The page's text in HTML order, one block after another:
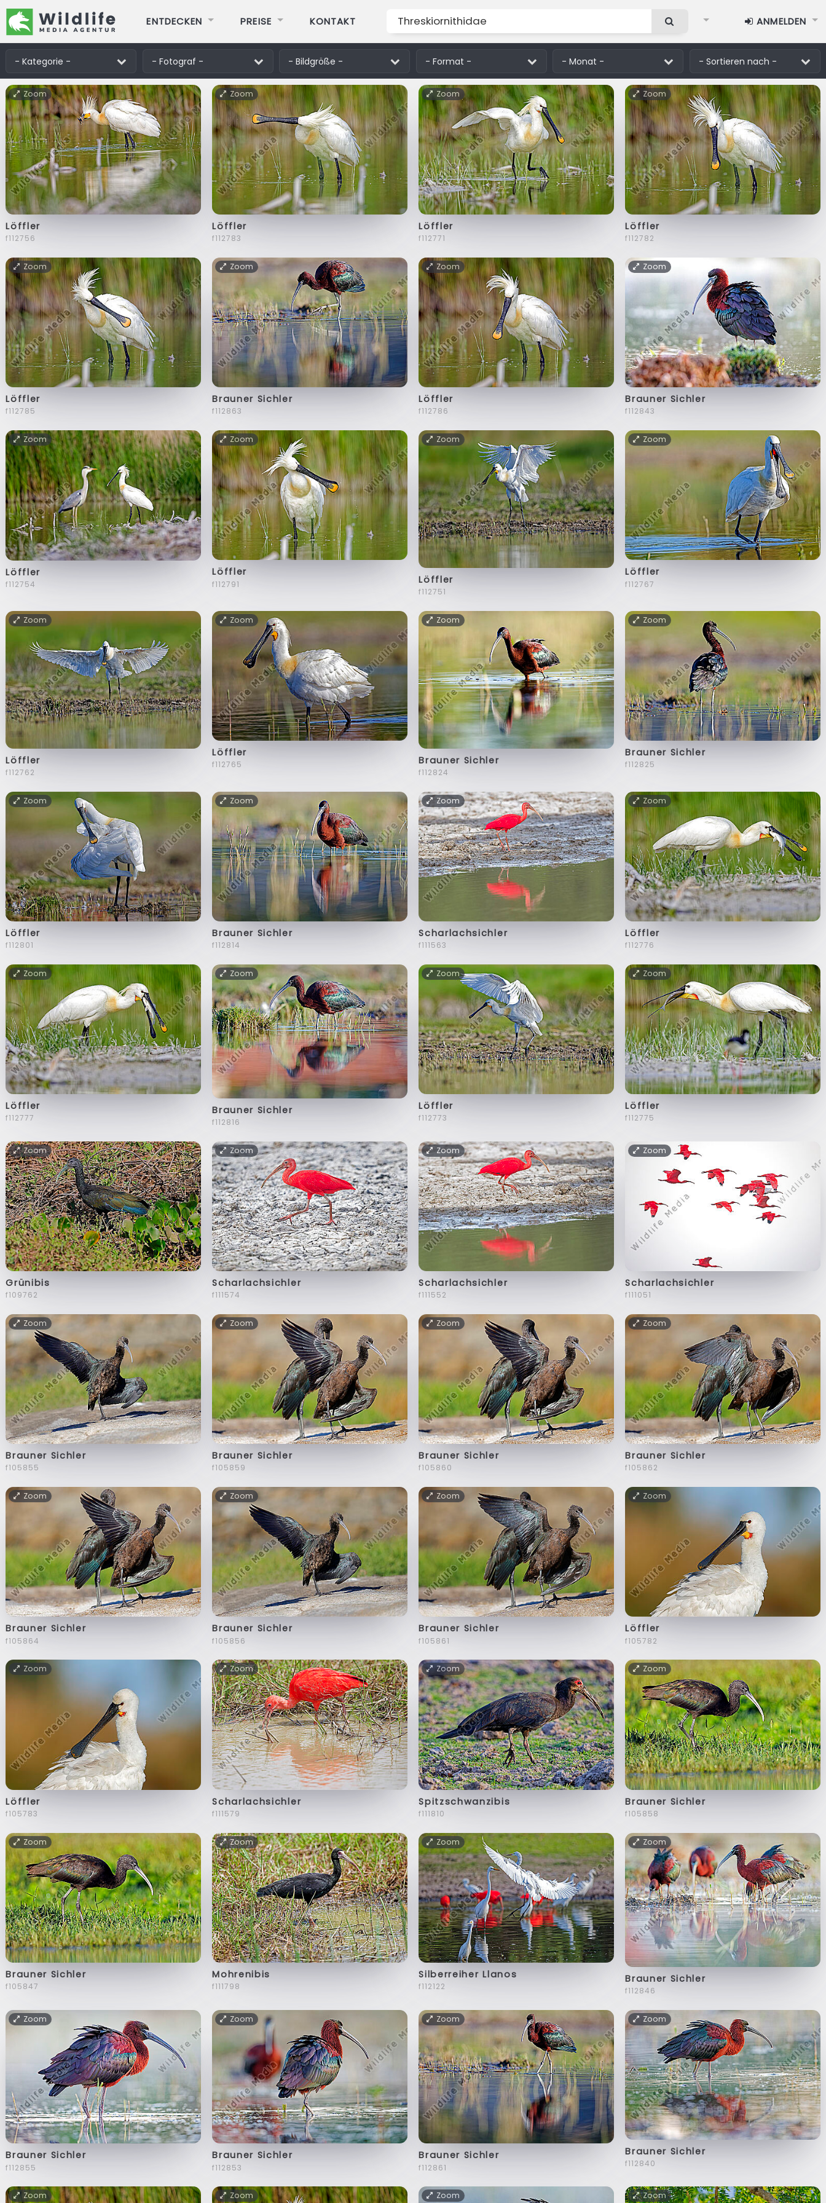
ENTDECKEN PREISE KONTAKT ANMELDEN
Zoom
Löffler
f112756
Zoom
Löffler
f112783
Zoom
Löffler
f112771
Zoom
Löffler
f112782
Zoom
Löffler
f112785
Zoom
Brauner Sichler
f112863
Zoom
Löffler
f112786
Zoom
Brauner Sichler
f112843
Zoom
Löffler
f112754
Zoom
Löffler
f112791
Zoom
Löffler
f112751
Zoom
Löffler
f112767
Zoom
Löffler
f112762
Zoom
Löffler
f112765
Zoom
Brauner Sichler
f112824
Zoom
Brauner Sichler
f112825
Zoom
Löffler
f112801
Zoom
Brauner Sichler
f112814
Zoom
Scharlachsichler
f111563
Zoom
Löffler
f112776
Zoom
Löffler
f112777
Zoom
Brauner Sichler
f112816
Zoom
Löffler
f112773
Zoom
Löffler
f112775
Zoom
Grünibis
f109762
Zoom
Scharlachsichler
f111574
Zoom
Scharlachsichler
f111552
Zoom
Scharlachsichler
f111051
Zoom
Brauner Sichler
f105855
Zoom
Brauner Sichler
f105859
Zoom
Brauner Sichler
f105860
Zoom
Brauner Sichler
f105862
Zoom
Brauner Sichler
f105864
Zoom
Brauner Sichler
f105856
Zoom
Brauner Sichler
f105861
Zoom
Löffler
f105782
Zoom
Löffler
f105783
Zoom
Scharlachsichler
f111579
Zoom
Spitzschwanzibis
f111810
Zoom
Brauner Sichler
f105858
Zoom
Brauner Sichler
f105847
Zoom
Mohrenibis
f111798
Zoom
Silberreiher Llanos
f112122
Zoom
Brauner Sichler
f112846
Zoom
Brauner Sichler
f112855
Zoom
Brauner Sichler
f112853
Zoom
Brauner Sichler
f112861
Zoom
Brauner Sichler
f112840
Zoom Zoom Zoom Zoom